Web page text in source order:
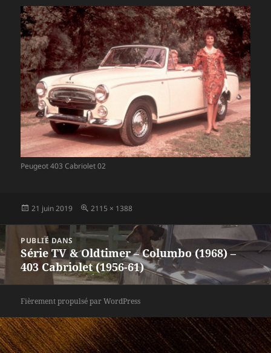
Peugeot 403 Cabriolet 02
Publié
21 juin 2019
Taille
2115 × 1388
Navigation
de
l’article
PUBLIÉ DANS
Série TV & Oldtimer – Columbo (1968) –
403 Cabriolet (1956-61)
Fièrement propulsé par WordPress